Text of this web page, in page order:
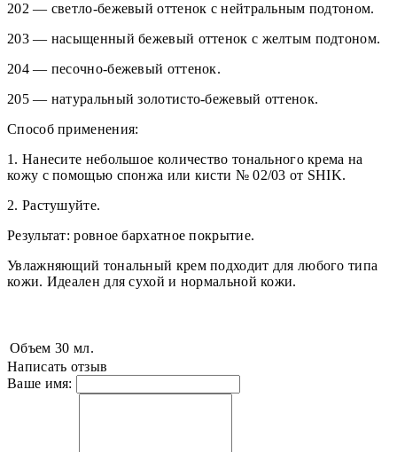
202 — светло-бежевый оттенок с нейтральным подтоном.
203 — насыщенный бежевый оттенок с желтым подтоном.
204 — песочно-бежевый оттенок.
205 — натуральный золотисто-бежевый оттенок.
Способ применения:
1. Нанесите небольшое количество тонального крема на
кожу с помощью спонжа или кисти № 02/03 от SHIK.
2. Растушуйте.
Результат: ровное бархатное покрытие.
Увлажняющий тональный крем подходит для любого типа
кожи. Идеален для сухой и нормальной кожи.
Объем 30 мл.
Написать отзыв
Ваше имя: